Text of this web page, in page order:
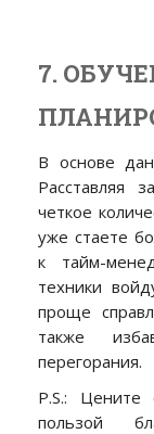
7.
В основе
Расставляя
четкое
уже стаете
к тайм-
техники
проще
также
перегорания.
P.S.:
пользой